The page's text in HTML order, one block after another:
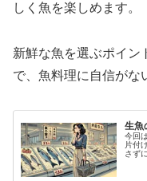
しく魚を楽しめます。
新鮮な魚を選ぶポイン
で、魚料理に自信がな
生魚
今回
片付
さず